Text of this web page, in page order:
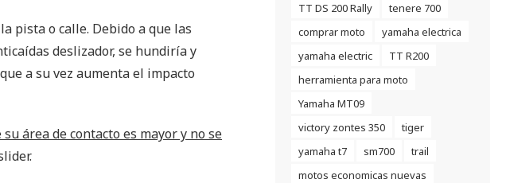
pista o calle. Debido a que las
deslizador, se hundiría y
a su vez aumenta el impacto
área de contacto es mayor y no se
TT DS 200 Rally
tenere 700
comprar moto
yamaha electrica
yamaha electric
TT R200
herramienta para moto
Yamaha MT09
victory zontes 350
tiger
yamaha t7
sm700
trail
motos economicas nuevas